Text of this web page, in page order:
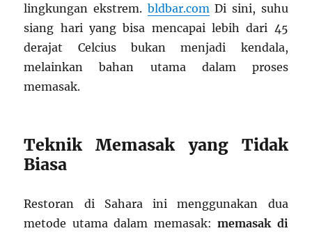
lingkungan ekstrem. bldbar.com Di sini, suhu
siang hari yang bisa mencapai lebih dari 45
derajat Celcius bukan menjadi kendala,
melainkan bahan utama dalam proses
memasak.
Teknik Memasak yang Tidak
Biasa
Restoran di Sahara ini menggunakan dua
metode utama dalam memasak:memasak di